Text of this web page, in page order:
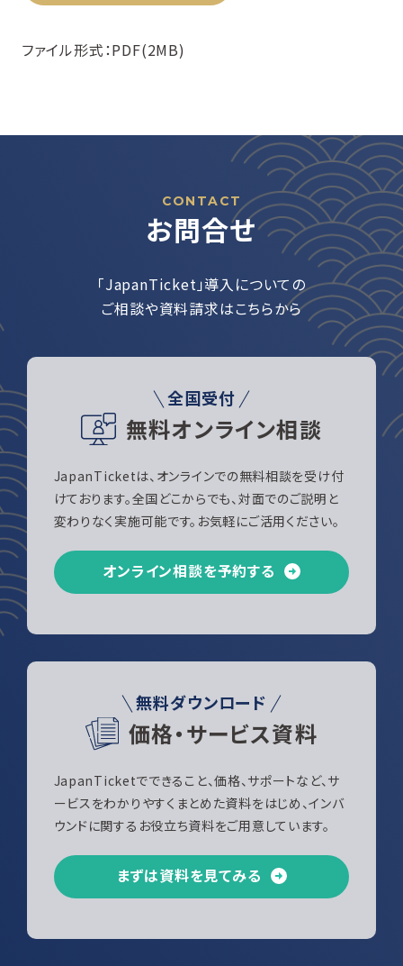
ファイル形式：PDF(2MB)
CONTACT
お問合せ
「JapanTicket」導入についての
ご相談や資料請求はこちらから
全国受付
無料オンライン相談
JapanTicketは、オンラインでの無料相談を受け付
けております。全国どこからでも、対面でのご説明と
変わりなく実施可能です。お気軽にご活用ください。
オンライン相談を予約する
無料ダウンロード
価格・サービス資料
JapanTicketでできること、価格、サポートなど、サ
ービスをわかりやすくまとめた資料をはじめ、インバ
ウンドに関するお役立ち資料をご用意しています。
まずは資料を見てみる